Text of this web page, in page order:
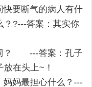
要断气的病人有什
？?---答案：其实你
同？ ---答案：孔子
在头上~！
妈最担心什么？---